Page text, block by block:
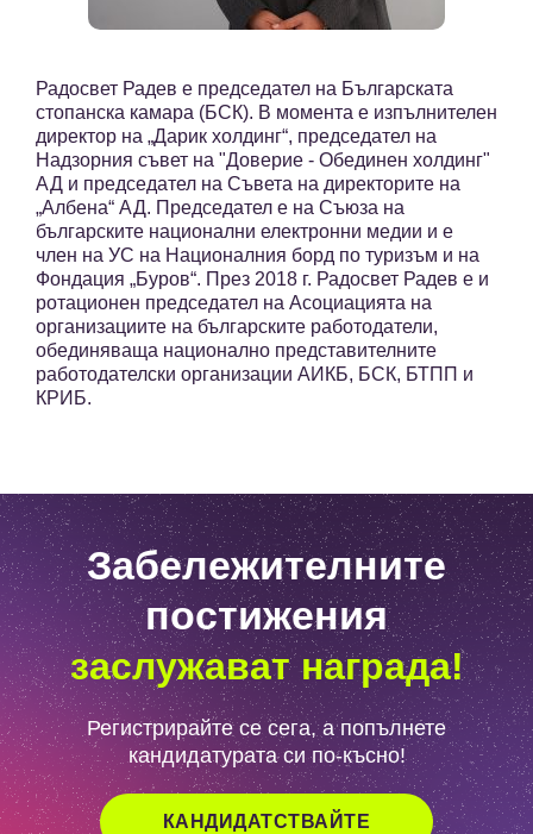
Радосвет Радев е председател на Българската
стопанска камара (БСК). В момента е изпълнителен
директор на „Дарик холдинг“, председател на
Надзорния съвет на "Доверие - Обединен холдинг"
АД и председател на Съвета на директорите на
„Албена“ АД. Председател е на Съюза на
българските национални електронни медии и е
член на УС на Националния борд по туризъм и на
Фондация „Буров“. През 2018 г. Радосвет Радев е и
ротационен председател на Асоциацията на
организациите на българските работодатели,
обединяваща национално представителните
работодателски организации АИКБ, БСК, БТПП и
КРИБ.
Забележителните
постижения
заслужават награда!
Регистрирайте се сега, а попълнете
кандидатурата си по-късно!
КАНДИДАТСТВАЙТЕ